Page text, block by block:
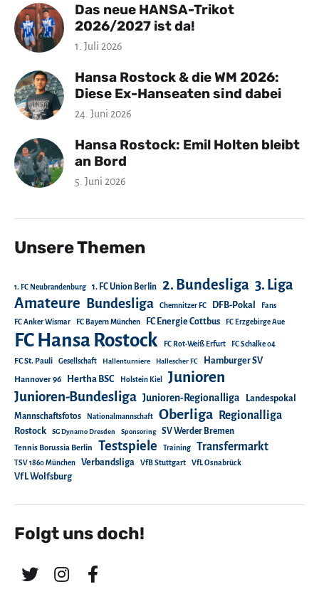
Das neue HANSA-Trikot
2026/2027 ist da!
1. Juli 2026
Hansa Rostock & die WM 2026:
Diese Ex-Hanseaten sind dabei
24. Juni 2026
Hansa Rostock: Emil Holten bleibt
an Bord
5. Juni 2026
Unsere Themen
1. FC Neubrandenburg 1. FC Union Berlin 2. Bundesliga 3. Liga
Amateure Bundesliga Chemnitzer FC DFB-Pokal Fans
FC Anker Wismar FC Bayern München FC Energie Cottbus FC Erzgebirge Aue
FC Hansa Rostock FC Rot-Weiß Erfurt FC Schalke 04
FC St. Pauli Gesellschaft Hallenturniere Hallescher FC Hamburger SV
Hannover 96 Hertha BSC Holstein Kiel Junioren
Junioren-Bundesliga Junioren-Regionalliga
Landespokal
Mannschaftsfotos
Nationalmannschaft Oberliga Regionalliga
Rostock SG Dynamo Dresden Sponsoring SV Werder Bremen
Tennis Borussia Berlin Testspiele Training Transfermarkt
TSV 1860 München Verbandsliga VfB Stuttgart VfL Osnabrück
VfL Wolfsburg
Folgt uns doch!